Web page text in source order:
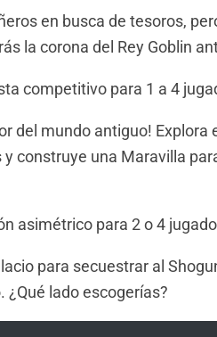
en busca de tesoros,
la corona del Rey Goblin
competitivo para 1 a 4
del mundo antiguo! Explora
construye una Maravilla
asimétrico para 2 o 4
para secuestrar al
¿Qué lado escogerías?